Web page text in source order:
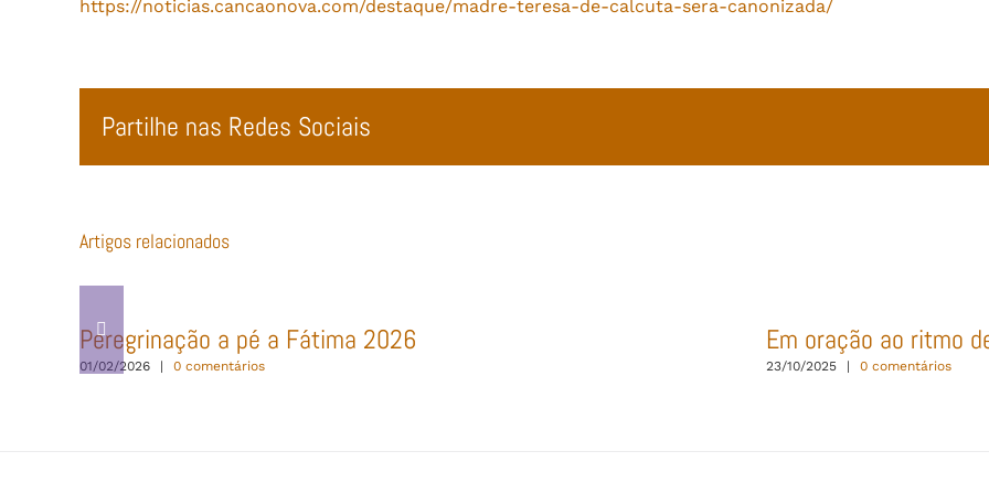
https://noticias.cancaonova.com/destaque/madre-teresa-de-calcuta-sera-canonizada/
Partilhe nas Redes Sociais
Artigos relacionados
Peregrinação a pé a Fátima 2026
01/02/2026 | 0 comentários
Em oração ao ritmo
23/10/2025 | 0 comentários